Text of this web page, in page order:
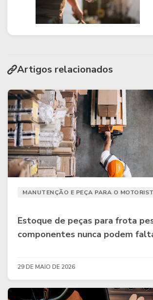
Artigos relacionados
MANUTENÇÃO E PEÇA PARA O
Estoque de peças para frota
componentes nunca podem
29 DE MAIO DE 2026